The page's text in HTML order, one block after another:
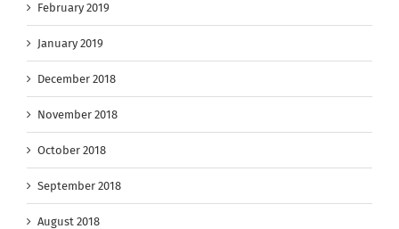
February 2019
January 2019
December 2018
November 2018
October 2018
September 2018
August 2018